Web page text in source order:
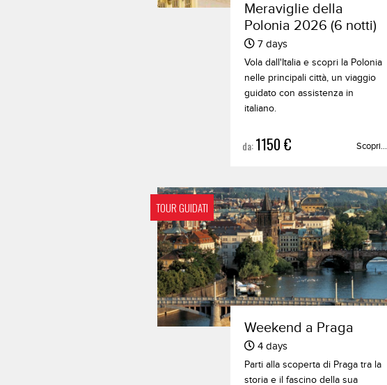
Meraviglie della
Polonia 2026 (6 notti)
7 days
Vola dall'Italia e scopri la Polonia
nelle principali città, un viaggio
guidato con assistenza in
italiano.
Scopri...
da:1150 €
TOUR GUIDATI
Weekend a Praga
4 days
Parti alla scoperta di Praga tra la
storia e il fascino della sua